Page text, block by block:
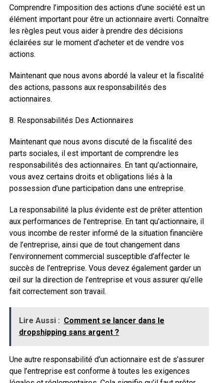
Comprendre l’imposition des actions d’une société est un
élément important pour être un actionnaire averti. Connaître
les règles peut vous aider à prendre des décisions
éclairées sur le moment d’acheter et de vendre vos
actions.
Maintenant que nous avons abordé la valeur et la fiscalité
des actions, passons aux responsabilités des
actionnaires.
8. Responsabilités Des Actionnaires
Maintenant que nous avons discuté de la fiscalité des
parts sociales, il est important de comprendre les
responsabilités des actionnaires. En tant qu’actionnaire,
vous avez certains droits et obligations liés à la
possession d’une participation dans une entreprise.
La responsabilité la plus évidente est de prêter attention
aux performances de l’entreprise. En tant qu’actionnaire, il
vous incombe de rester informé de la situation financière
de l’entreprise, ainsi que de tout changement dans
l’environnement commercial susceptible d’affecter le
succès de l’entreprise. Vous devez également garder un
œil sur la direction de l’entreprise et vous assurer qu’elle
fait correctement son travail.
Lire Aussi : Comment se lancer dans le
dropshipping sans argent ?
Une autre responsabilité d’un actionnaire est de s’assurer
que l’entreprise est conforme à toutes les exigences